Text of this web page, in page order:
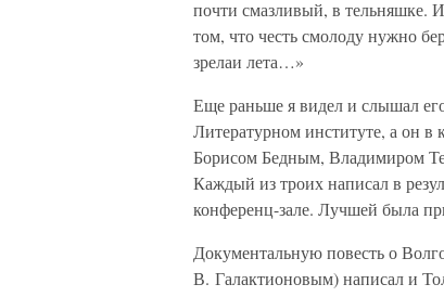
почти смазливый, в тельняшке.
том, что честь смолоду нужно
зрелаи лета…»
Еще раньше я видел и слышал
Литературном институте, а он в
Борисом Бедным, Владимиром
Каждый из троих написал в
конференц-зале. Лучшей была
Документальную повесть о
В. Галактионовым) написал и